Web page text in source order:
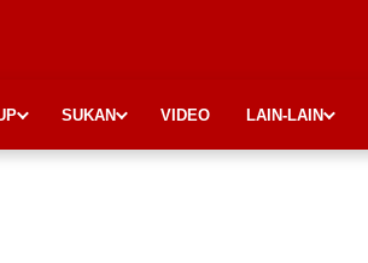
SUKAN VIDEO LAIN-LAIN